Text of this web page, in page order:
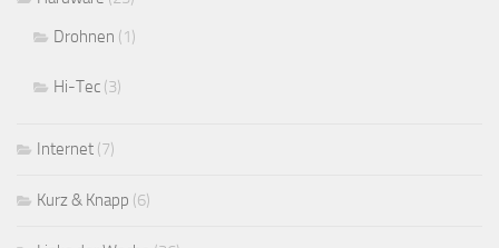
Drohnen (1)
Hi-Tec (3)
Internet (7)
Kurz & Knapp (6)